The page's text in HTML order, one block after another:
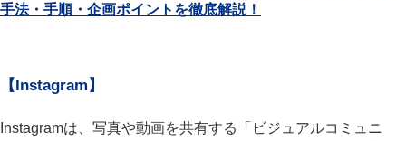
手法・手順・企画ポイントを徹底解説！
【Instagram】
Instagramは、写真や動画を共有する「ビジュアルコミュニ